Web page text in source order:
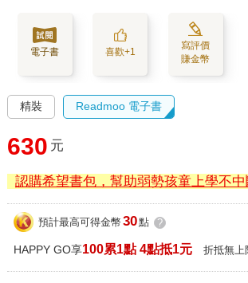
電子書 喜歡+1
寫評價
賺金幣
精裝 Readmoo 電子書
630 元
認購希望書包，幫助弱勢孩童上學不中
預計最高可得金幣 30點 ?
HAPPY GO享100累1點 4點抵1元 折抵無上